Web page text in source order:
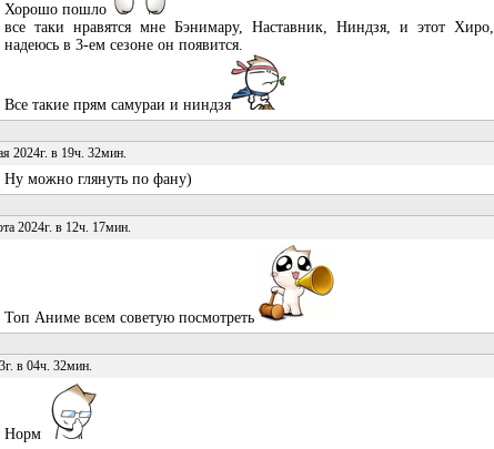
Хорошо пошло
все таки нравятся мне Бэнимару, Наставник, Ниндзя, и этот Хиро,
надеюсь в 3-ем сезоне он появится.
Все такие прям самураи и ниндзя
2024г. в 19ч. 32мин.
Ну можно глянуть по фану)
2024г. в 12ч. 17мин.
Топ Аниме всем советую посмотреть
в 04ч. 32мин.
Норм